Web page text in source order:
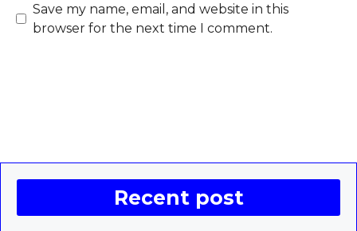
Save my name, email, and website in this
browser for the next time I comment.
Recent post